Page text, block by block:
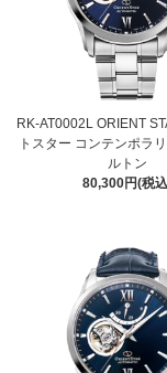
RK-AT0002L ORIENT
トスター コンテンポラ
ルトン
80,300円(税